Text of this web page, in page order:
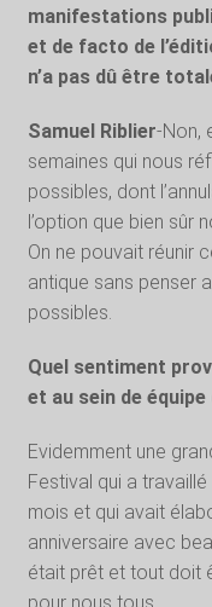
manifestations
et de facto de
n’a pas dû être
Samuel Riblier-Non,
semaines qui nous
possibles, dont
l’option que bien sûr
On ne pouvait réunir
antique sans penser
possibles.
Quel sentiment
et au sein de équipe
Evidemment une
Festival qui a
mois et qui avait
anniversaire avec
était prêt et tout doit